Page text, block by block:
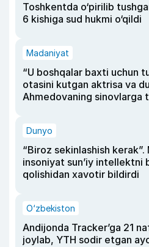
Toshkentda o‘pirilib
6 kishiga sud hukmi o‘qildi
Madaniyat
“U boshqalar baxti uchun
otasini kutgan aktrisa va
Ahmedovaning sinovlarga
Dunyo
“Biroz sekinlashish
insoniyat sun’iy intellektni
qolishidan xavotir bildirdi
O‘zbekiston
Andijonda Tracker’ga 21
joylab, YTH sodir etgan